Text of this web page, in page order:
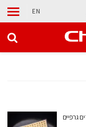
EN
גרפיים